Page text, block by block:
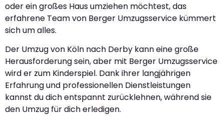
oder ein großes Haus umziehen möchtest, das
erfahrene Team von Berger Umzugsservice kümmert
sich um alles.
Der Umzug von Köln nach Derby kann eine große
Herausforderung sein, aber mit Berger Umzugsservice
wird er zum Kinderspiel. Dank ihrer langjährigen
Erfahrung und professionellen Dienstleistungen
kannst du dich entspannt zurücklehnen, während sie
den Umzug für dich erledigen.